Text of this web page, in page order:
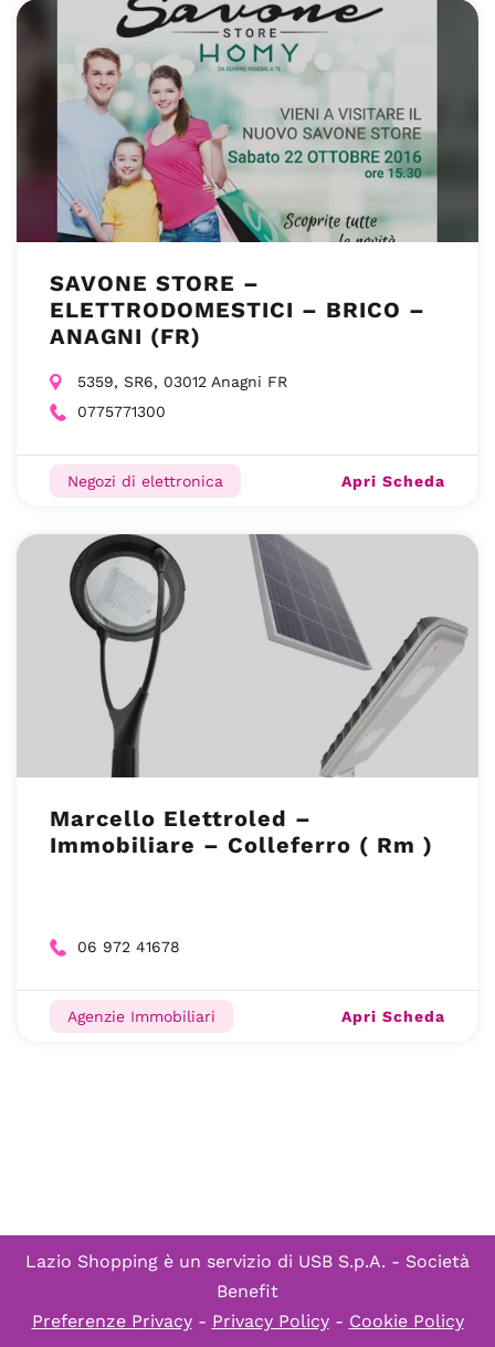
SAVONE STORE –
ELETTRODOMESTICI – BRICO –
ANAGNI (FR)
5359, SR6, 03012 Anagni FR
0775771300
Negozi di elettronica Apri Scheda
Marcello Elettroled –
Immobiliare – Colleferro ( Rm )
06 972 41678
Agenzie Immobiliari Apri Scheda
Lazio Shopping è un servizio di USB S.p.A. - Società
Benefit
Preferenze Privacy- Privacy Policy- Cookie Policy